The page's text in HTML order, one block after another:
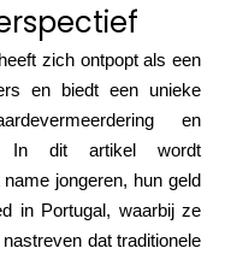
zich ontpopt als een
en biedt een unieke
en
In dit artikel wordt
jongeren, hun geld
in Portugal, waarbij ze
dat traditionele